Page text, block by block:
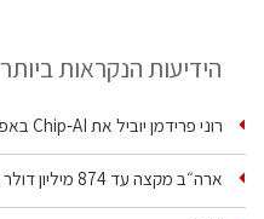
הידיעות הנקראות ביותר
רוני פרידמן יוביל את Chip‑AI באפל; טל ענבר ינהל את…
ארה״ב מקצה עד 874 מיליון דולר לשבע טכנולוגיות שבבים…